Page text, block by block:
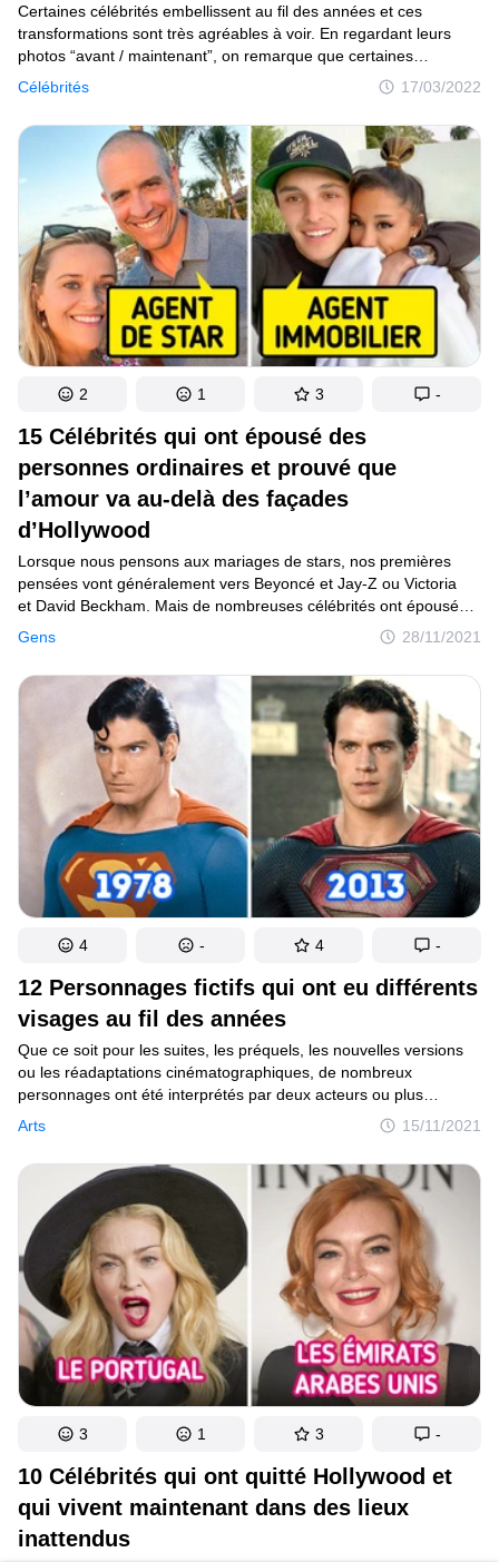
Célébrités 17/03/2022
Certaines célébrités embellissent au fil des années et ces
transformations sont très agréables à voir. En regardant leurs
photos “avant / maintenant”, on remarque que certaines
deviennent plus posées, d’autres acquièrent un charme
particulier ou un regard sage. Il y a peu, Enrique Iglesias dévoilait
son nouveau clip. À en juger par la vidéo, le chanteur de 46 ans
paraît plus séduisant qu’à l’âge de 33 ans, lorsqu’il était
au sommet de sa carrière.
15 Célébrités qui ont épousé des
personnes ordinaires et prouvé que
l’amour va au-delà des façades
d’Hollywood
Gens 28/11/2021
Lorsque nous pensons aux mariages de stars, nos premières
pensées vont généralement vers Beyoncé et Jay-Z ou Victoria
et David Beckham. Mais de nombreuses célébrités ont épousé
des personnes n’ayant rien à voir avec le show-business.
Un acteur oscarisé a ainsi rencontré l’amour avec une designer,
une pop star mondiale a épousé un agent immobilier, et un top
model est tombé amoureuse d’un homme d’affaires. Ces couples
sont peut-être plus discrets, mais ils semblent incroyablement
2 1 3 -
12 Personnages fictifs qui ont eu différents
visages au fil des années
Arts 15/11/2021
Que ce soit pour les suites, les préquels, les nouvelles versions
ou les réadaptations cinématographiques, de nombreux
personnages ont été interprétés par deux acteurs ou plus
à différentes époques. Malgré le temps qui passe, certaines
figures ne se démoderont jamais, qu’il s’agisse d’un personnage
littéraire comme Sherlock Holmes ou d’un super-héros de bande
dessinée tel que Superman. Du coup, il est courant de voir
différents visages pour un même personnage.
4 - 4 -
10 Сélébrités qui ont quitté Hollywood et
qui vivent maintenant dans des lieux
inattendus
3 1 3 -